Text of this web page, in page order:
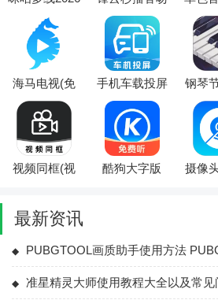
官方最新版本
版2026官方最
新版本
官方
海马电视(免
费追剧软件)
手机车载投屏
2026官方最新
版本
钢琴
助(
视频同框(视
酷狗大字版
摄像
最新资讯
PUBGTOOL画质助手使用方法
程大全
准星精灵大师使用教程大全以及常见